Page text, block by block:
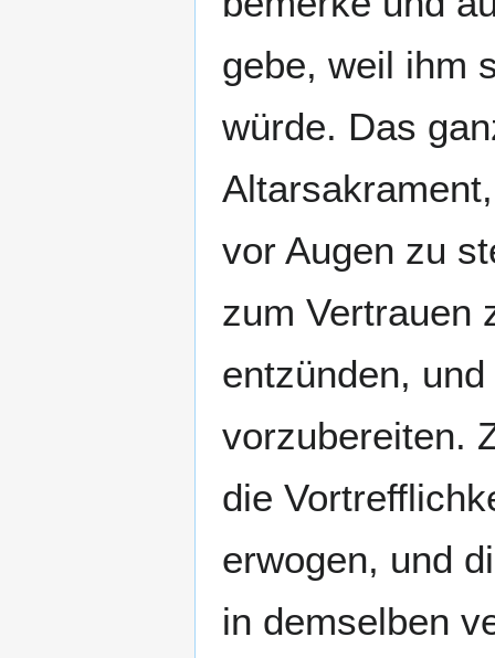
gebe, weil ihm
würde. Das
vor Augen zu
zum Vertrauen
entzünden,
vorzubereiten.
die
erwogen, und
in demselben